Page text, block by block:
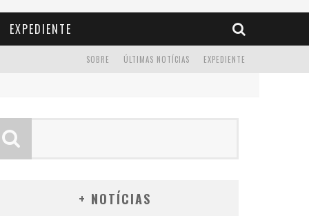
EXPEDIENTE
EXPEDIENTE
ÚLTIMAS NOTÍCIAS
SOBRE
+ NOTÍCIAS